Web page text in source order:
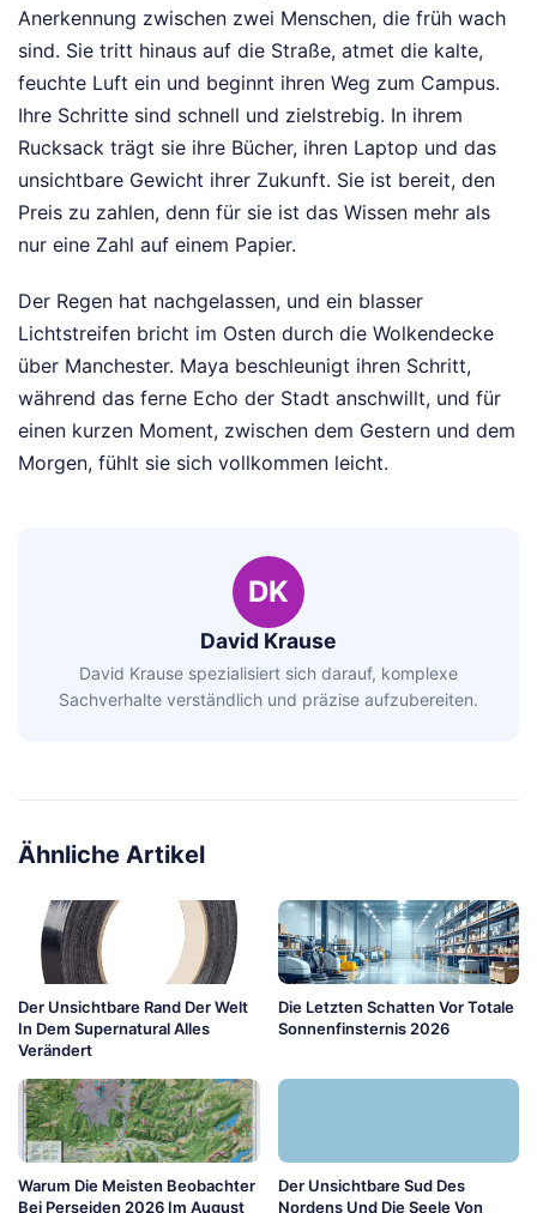
Anerkennung zwischen zwei Menschen, die früh wach
sind. Sie tritt hinaus auf die Straße, atmet die kalte,
feuchte Luft ein und beginnt ihren Weg zum Campus.
Ihre Schritte sind schnell und zielstrebig. In ihrem
Rucksack trägt sie ihre Bücher, ihren Laptop und das
unsichtbare Gewicht ihrer Zukunft. Sie ist bereit, den
Preis zu zahlen, denn für sie ist das Wissen mehr als
nur eine Zahl auf einem Papier.
Der Regen hat nachgelassen, und ein blasser
Lichtstreifen bricht im Osten durch die Wolkendecke
über Manchester. Maya beschleunigt ihren Schritt,
während das ferne Echo der Stadt anschwillt, und für
einen kurzen Moment, zwischen dem Gestern und dem
Morgen, fühlt sie sich vollkommen leicht.
DK
David Krause
David Krause spezialisiert sich darauf, komplexe
Sachverhalte verständlich und präzise aufzubereiten.
Ähnliche Artikel
Der Unsichtbare Rand Der Welt
In Dem Supernatural Alles
Verändert
Die Letzten Schatten Vor Totale
Sonnenfinsternis 2026
Warum Die Meisten Beobachter
Bei Perseiden 2026 Im August
Der Unsichtbare Sud Des
Nordens Und Die Seele Von